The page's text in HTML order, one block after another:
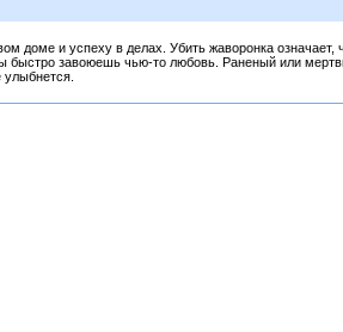
доме и успеху в делах. Убить жаворонка
быстро завоюешь чью-то любовь. Раненый или
улыбнется.